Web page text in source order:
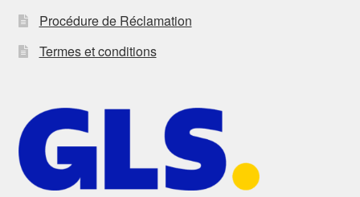
Procédure de Réclamation
Termes et conditions